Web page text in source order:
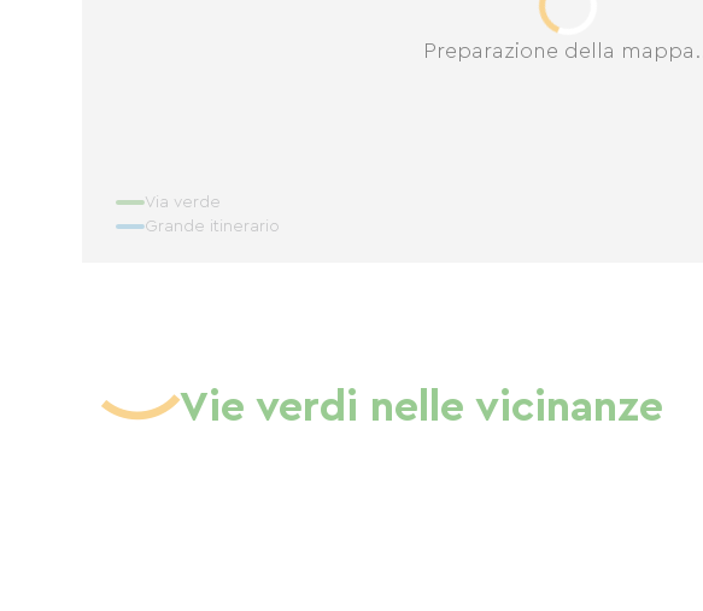
Preparazione della mappa...
Via verde
Grande itinerario
Vie verdi nelle vicinanze